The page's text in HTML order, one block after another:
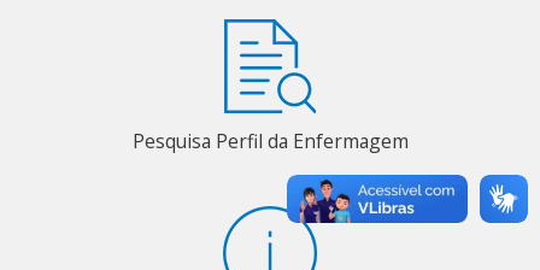
Pesquisa Perfil da Enfermagem